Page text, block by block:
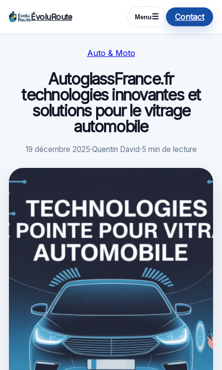
ÉvoluRoute Menu☰ Contact
Auto & Moto
AutoglassFrance.fr
technologies innovantes et
solutions pour le vitrage
automobile
19 décembre 2025·Quentin David·5 min de lecture